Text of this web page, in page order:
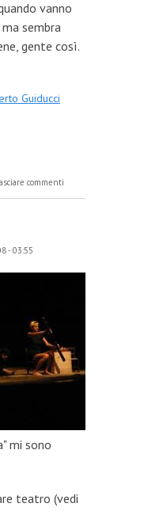
vanno
sembra
gente così.
Guiducci
commenti
- 03:55
mi sono
teatro (vedi